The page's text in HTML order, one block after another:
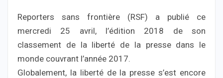
Reporters sans frontière (RSF) a publié ce
mercredi 25 avril, l’édition 2018 de son
classement de la liberté de la presse dans le
monde couvrant l’année 2017.
Globalement, la liberté de la presse s’est encore